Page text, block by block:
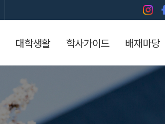
대학생활 학사가이드 배재마당